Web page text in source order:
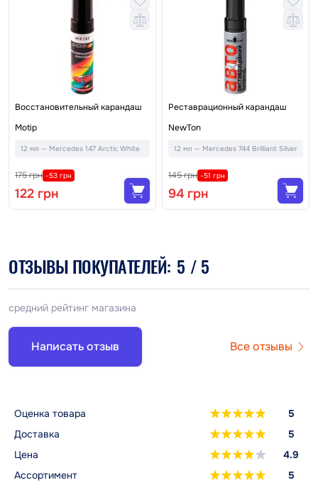
Восстановительный карандаш
Motip
12 мл — Mercedes 147 Arctic White
175 грн -53 грн
122 грн
Реставрационный карандаш
NewTon
12 мл — Mercedes 744 Brilliant Silver
145 грн -51 грн
94 грн
ОТЗЫВЫ ПОКУПАТЕЛЕЙ: 5 / 5
средний рейтинг магазина
Написать отзыв Все отзывы
Оценка товара
5
Доставка
5
Цена
4.9
Ассортимент
5